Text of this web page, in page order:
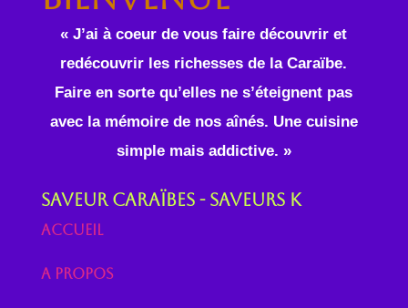
« J’ai à coeur de vous faire découvrir et
redécouvrir les richesses de la Caraïbe.
Faire en sorte qu’elles ne s’éteignent pas
avec la mémoire de nos aînés. Une cuisine
simple mais addictive. »
Saveur Caraïbes - Saveurs K
Accueil
A propos